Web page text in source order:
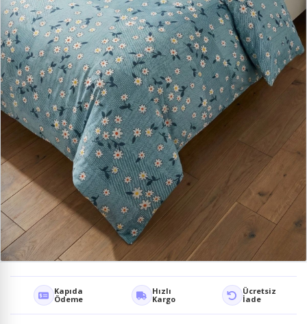
Kapıda
Ödeme
Hızlı
Kargo
Ücretsiz
İade